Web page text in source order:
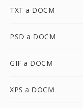
TXT a DOCM
PSD a DOCM
GIF a DOCM
XPS a DOCM